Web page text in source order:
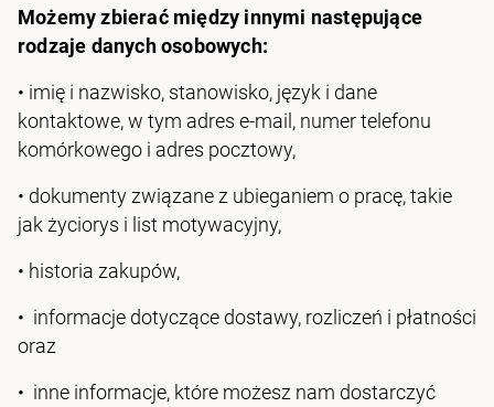
Możemy zbierać między innymi następujące
rodzaje danych osobowych:
• imię i nazwisko, stanowisko, język i dane
kontaktowe, w tym adres e-mail, numer telefonu
komórkowego i adres pocztowy,
• dokumenty związane z ubieganiem o pracę, takie
jak życiorys i list motywacyjny,
• historia zakupów,
• informacje dotyczące dostawy, rozliczeń i płatności
oraz
• inne informacje, które możesz nam dostarczyć